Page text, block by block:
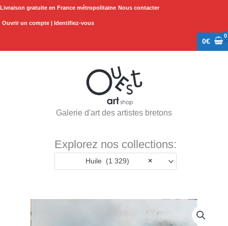
Aller
Livraison gratuite en France métropolitaine Nous contacter
Ouvrir un compte | Identifiez-vous
0€
Galerie d'art des artistes bretons
Explorez nos collections:
×
Huile (1 329)